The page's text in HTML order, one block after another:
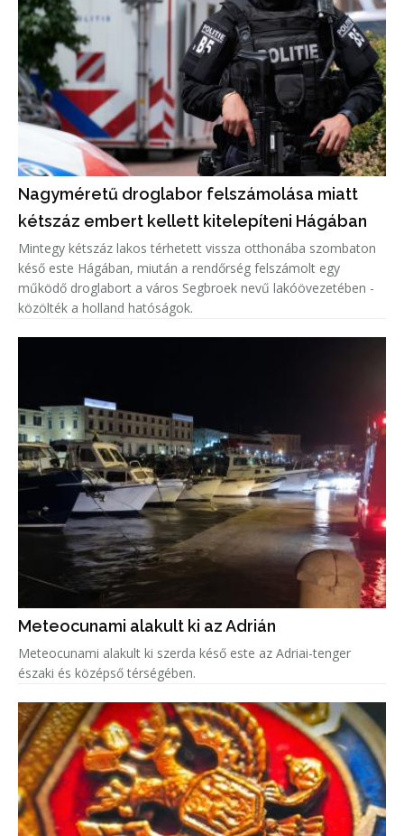
Nagyméretű droglabor felszámolása miatt
kétszáz embert kellett kitelepíteni Hágában
Mintegy kétszáz lakos térhetett vissza otthonába szombaton
késő este Hágában, miután a rendőrség felszámolt egy
működő droglabort a város Segbroek nevű lakóövezetében -
közölték a holland hatóságok.
Meteocunami alakult ki az Adrián
Meteocunami alakult ki szerda késő este az Adriai-tenger
északi és középső térségében.